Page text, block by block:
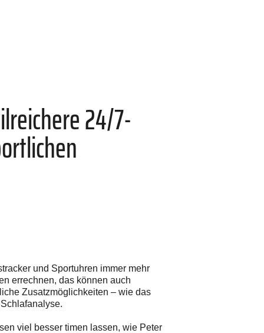
24/7-
und Sportuhren immer mehr
errechnen, das können auch
Zusatzmöglichkeiten – wie das
viel besser timen lassen, wie Peter